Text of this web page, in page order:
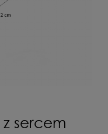
sercem